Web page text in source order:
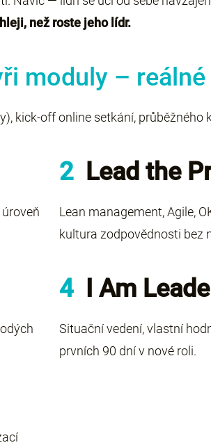
než roste jeho lídr.
moduly –
kick-off online setkání, průběžného
2 Lead the
Lean management, Agile,
kultura zodpovědnosti bez
4 I Am
Situační vedení, vlastní
prvních 90 dní v nové roli.